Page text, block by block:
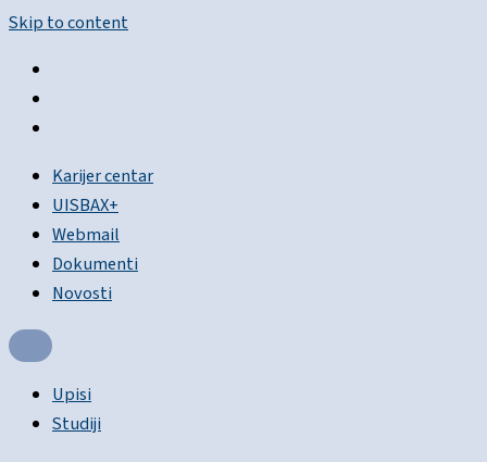
Skip to content
Karijer centar
UISBAX+
Webmail
Dokumenti
Novosti
Upisi
Studiji